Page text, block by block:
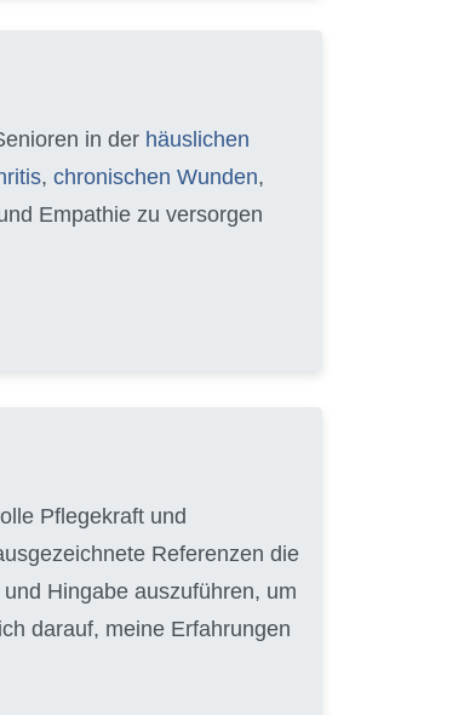
in der häuslichen
, chronischen Wunden,
Empathie zu versorgen
Pflegekraft und
Referenzen die
Hingabe auszuführen, um
darauf, meine Erfahrungen